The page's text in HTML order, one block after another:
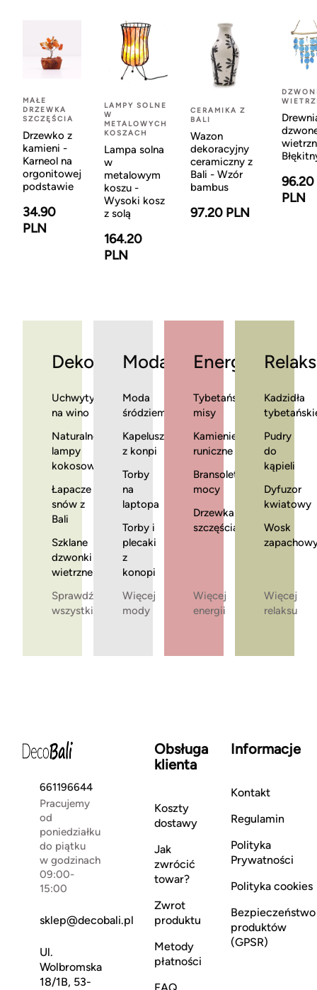
MAŁE
DRZEWKA
SZCZĘŚCIA
Drzewko z
kamieni -
Karneol na
orgonitowej
podstawie
34.90
PLN
LAMPY SOLNE
W
METALOWYCH
KOSZACH
Lampa solna
w
metalowym
koszu -
Wysoki kosz
z solą
164.20
PLN
CERAMIKA Z
BALI
Wazon
dekoracyjny
ceramiczny z
Bali - Wzór
bambus
97.20 PLN
96.20
PLN
Dekoracje
Uchwyty
na wino
Naturalne
lampy
kokosowe
Łapacze
snów z
Bali
Szklane
dzwonki
wietrzne
Sprawdź
wszystkie
Moda
Moda
śródziemnomorska
Kapelusze
z konpi
Torby
na
laptopa
Torby i
plecaki
z
konopi
Więcej
mody
Energia
Tybetańskie
misy
Kamienie
runiczne
Bransoletki
mocy
Drzewka
szczęścia
Więcej
energii
Relaks
Kadzidła
Pudry
do
kąpieli
Dyfuzor
kwiatowy
Wosk
Więcej
relaksu
661196644
Pracujemy
od
poniedziałku
do piątku
w godzinach
09:00-
15:00
sklep@decobali.pl
Ul.
Wolbromska
18/1B, 53-
Obsługa
klienta
Koszty
dostawy
Jak
zwrócić
towar?
Zwrot
produktu
Metody
płatności
Informacje
Kontakt
Regulamin
Polityka
Prywatności
Polityka cookies
Bezpieczeństwo
produktów
(GPSR)